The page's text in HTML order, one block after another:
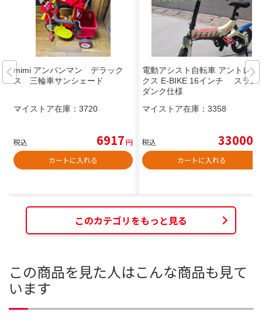
mimi アンパンマン デラック
ス 三輪車サンシェード
マイストア在庫： 3720
税込 6917円
カートに入れる
電動アシスト自転車 アントレッ
クス E-BIKE 16インチ スラム
ダンク仕様
マイストア在庫： 3358
税込 33000
カートに入れる
このカテゴリをもっと見る
この商品を見た人はこんな商品も見て
います